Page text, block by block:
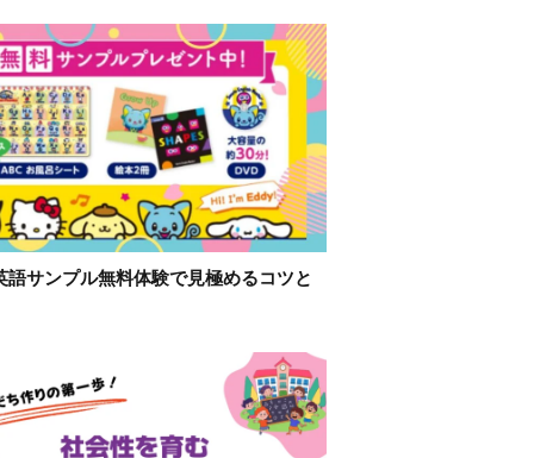
語サンプル無料体験で見極めるコツと